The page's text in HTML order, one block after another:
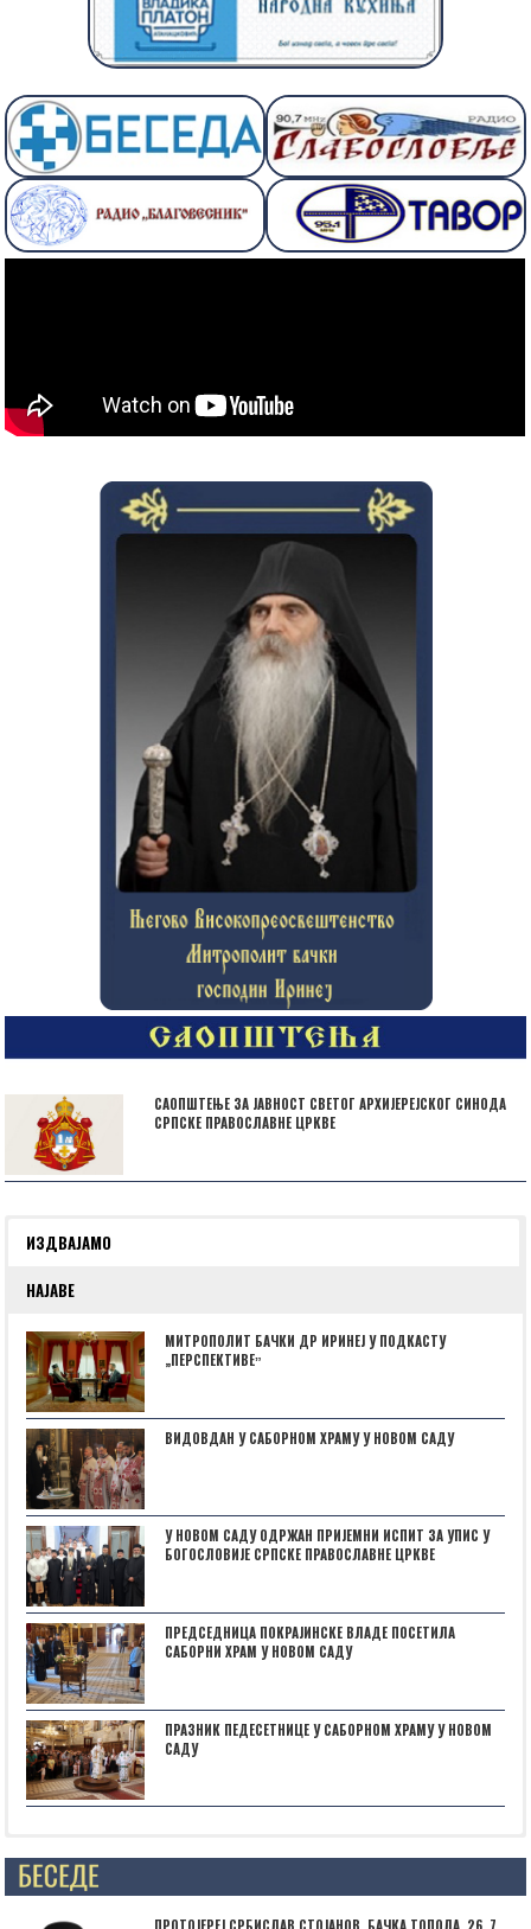
САОПШТЕЊЕ ЗА ЈАВНОСТ СВЕТОГ АРХИЈЕРЕЈСКОГ СИНОДА
СРПСКЕ ПРАВОСЛАВНЕ ЦРКВЕ
ИЗДВАЈАМО
НАЈАВЕ
МИТРОПОЛИТ БАЧКИ ДР ИРИНЕЈ У ПОДКАСТУ
„ПЕРСПЕКТИВЕˮ
ВИДОВДАН У САБОРНОМ ХРАМУ У НОВОМ САДУ
У НОВОМ САДУ ОДРЖАН ПРИЈЕМНИ ИСПИТ ЗА УПИС У
БОГОСЛОВИЈЕ СРПСКЕ ПРАВОСЛАВНЕ ЦРКВЕ
ПРЕДСЕДНИЦА ПОКРАЈИНСКЕ ВЛАДЕ ПОСЕТИЛА
САБОРНИ ХРАМ У НОВОМ САДУ
ПРАЗНИК ПЕДЕСЕТНИЦЕ У САБОРНОМ ХРАМУ У НОВОМ
САДУ
Posts not found
ПРОТОЈЕРЕЈ СРБИСЛАВ СТОЈАНОВ, БАЧКА ТОПОЛА, 26. 7.